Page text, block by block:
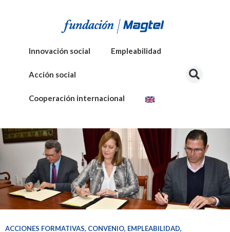
Innovación social Empleabilidad
Acción social
Cooperación internacional
ACCIONES FORMATIVAS, CONVENIO, EMPLEABILIDAD,